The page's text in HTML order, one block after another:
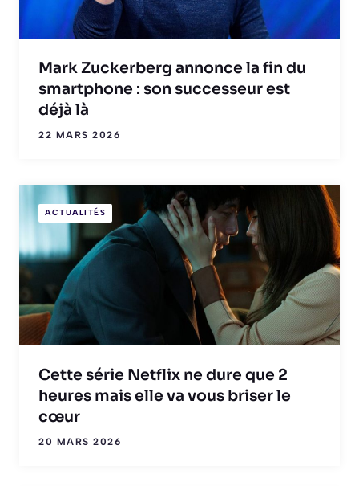
Mark Zuckerberg annonce la fin du
smartphone : son successeur est
déjà là
22 MARS 2026
ACTUALITÉS
Cette série Netflix ne dure que 2
heures mais elle va vous briser le
cœur
20 MARS 2026